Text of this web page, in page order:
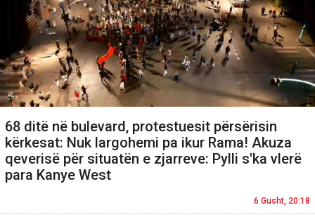
68 ditë në bulevard, protestuesit përsërisin
kërkesat: Nuk largohemi pa ikur Rama! Akuza
qeverisë për situatën e zjarreve: Pylli s'ka vlerë
para Kanye West
6 Gusht, 20:18